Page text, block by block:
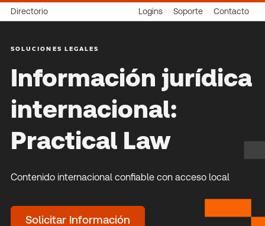
Directorio Logins Soporte Contacto
SOLUCIONES LEGALES
Información jurídica
internacional:
Practical Law
Contenido internacional confiable con acceso local
Solicitar Información